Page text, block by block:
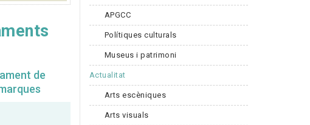
de
APGCC
Polítiques culturals
Museus i patrimoni
Actualitat
Arts escèniques
Arts visuals